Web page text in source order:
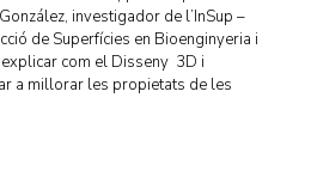
investigador de l’InSup –
de Superfícies en Bioenginyeria i
com el Disseny 3D i
a millorar les propietats de les